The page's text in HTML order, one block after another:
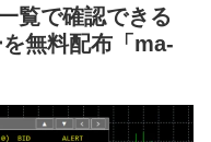
覧で確認できる
無料配布「ma-